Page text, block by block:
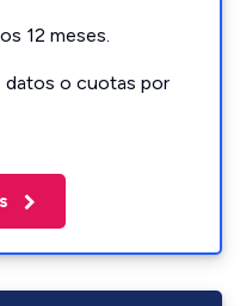
12 meses.
datos o cuotas por